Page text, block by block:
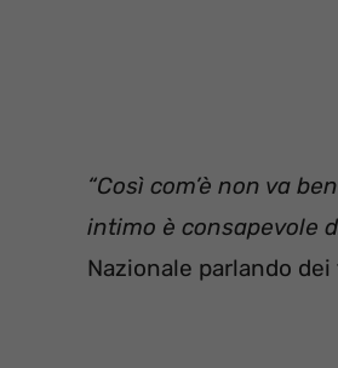
“Così com’è non va
intimo è consapevole
Nazionale parlando